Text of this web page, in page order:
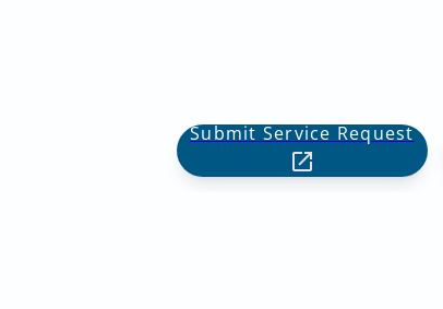
Submit Service Request